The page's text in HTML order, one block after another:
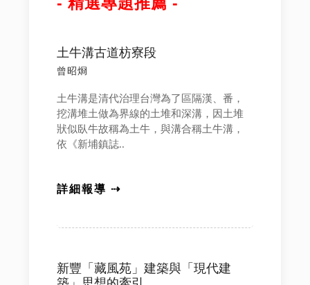
土牛溝古道枋寮段
曾昭烱
土牛溝是清代治理台灣為了區隔漢、番，
挖溝堆土做為界線的土堆和深溝，因土堆
狀似臥牛故稱為土牛，與溝合稱土牛溝，
依《新埔鎮誌..
詳細報導 ⇢
新豐「藏風苑」建築與「現代建